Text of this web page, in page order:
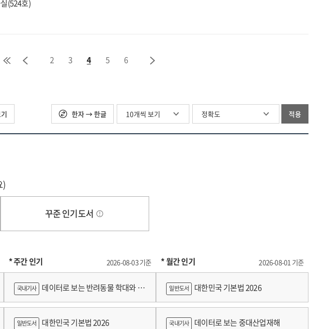
(524호)
2 3 4 5 6
한자 → 한글 적용
)
꾸준 인기도서
* 주간 인기 2026-08-03 기준
국내기사 데이터로 보는 반려동물 학대와 분
쟁
일반도서 대한민국 기본법 2026
* 월간 인기 2026-08-01 기준
일반도서 대한민국 기본법 2026
국내기사 데이터로 보는 중대산업재해